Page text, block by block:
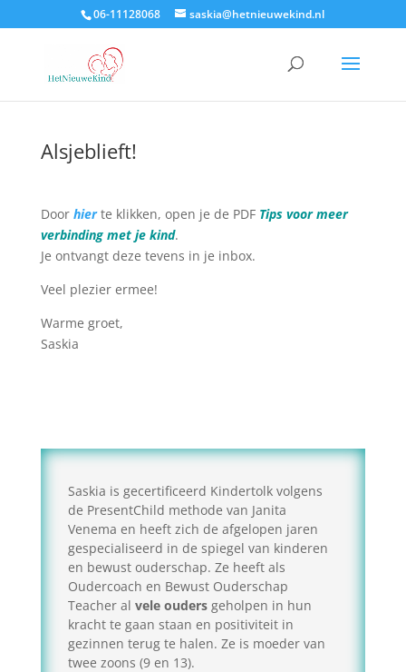
06-11128068 saskia@hetnieuwekind.nl
Alsjeblieft!
Door hierte klikken, open je de PDF Tips voor meer
verbinding met je kind.
Je ontvangt deze tevens in je inbox.
Veel plezier ermee!
Warme groet,
Saskia
Saskia is gecertificeerd Kindertolk volgens
de PresentChild methode van Janita
Venema en heeft zich de afgelopen jaren
gespecialiseerd in de spiegel van kinderen
en bewust ouderschap. Ze heeft als
Oudercoach en Bewust Ouderschap
Teacher al vele oudersgeholpen in hun
kracht te gaan staan en positiviteit in
gezinnen terug te halen. Ze is moeder van
twee zoons (9 en 13).